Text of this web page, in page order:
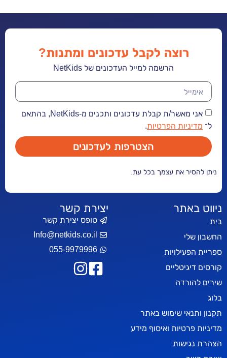
שימוש באתר
ואיסוף מידע
רוצה לקבל עדכונים ומתנות?
הרשמה למייל העדכונים של NetKids
אני מאשר/ת קבלת עדכונים ותכנים מ-NetKids, בהתאם
הפרטיות.
הצטרפות לעדכונים
את עצמך בכל עת.
יצירת קשר
טופס יצירת קשר
Info@netkids.co.il
055-9979996